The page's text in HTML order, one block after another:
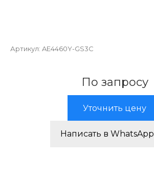
Артикул: AE4460Y-GS3C
По запросу
Уточнить цену
Написать в WhatsApp